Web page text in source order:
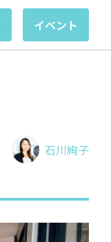
イベント
石川絢子